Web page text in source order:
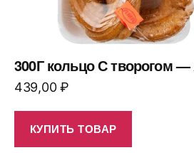
300Г кольцо С творогом
439,00₽
КУПИТЬ ТОВАР